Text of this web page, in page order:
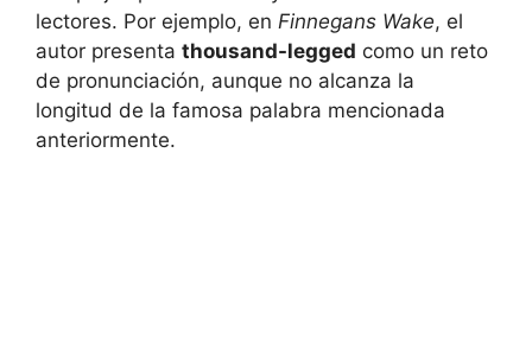
lectores. Por ejemplo, en Finnegans Wake, el
autor presenta thousand-legged como un reto
de pronunciación, aunque no alcanza la
longitud de la famosa palabra mencionada
anteriormente.